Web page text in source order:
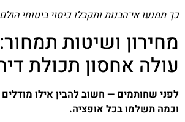
כך תמנעו אי־הבנות ותקבלו כיסוי ביטוחי
מחירון ושיטות
עולה אחסון תכולת
לפני שחותמים — חשוב להבין אילו
וכמה תשלמו בכל אופציה.